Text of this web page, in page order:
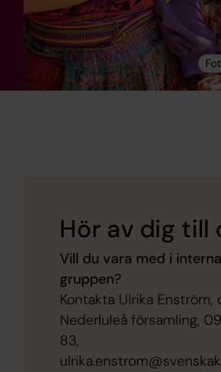
Hör av dig till
Vill du vara med i
gruppen?
Kontakta Ulrika Enström,
Nederluleå församling,
83,